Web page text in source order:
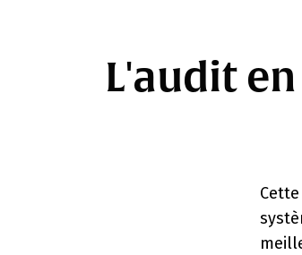
L'audit
Cette étape permet de
système de service
meilleures pratiques en